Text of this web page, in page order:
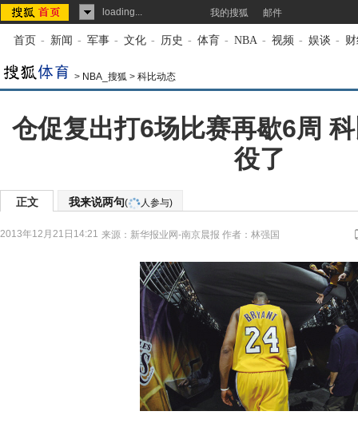
loading... 我的搜狐 邮件
首页 - 新闻 - 军事 - 文化 - 历史 - 体育 - NBA - 视频 - 娱谈 -
> NBA_搜狐 > 科比动态
仓促复出打6场比赛再歇6周
役了
正文 我来说两句( 人参与)
2013年12月21日14:21 来源： 新华报业网-南京晨报 作者：林强国